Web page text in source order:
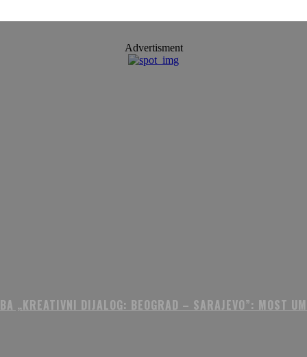
Advertisment
„KREATIVNI DIJALOG: BEOGRAD – SARAJEVO”: MOST